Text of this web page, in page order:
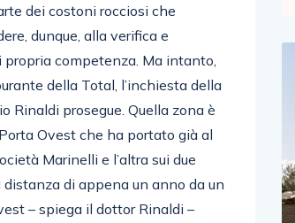
dei costoni rocciosi che
dunque, alla verifica e
propria competenza. Ma intanto,
della Total, l’inchiesta della
Rinaldi prosegue. Quella zona è
Ovest che ha portato già al
Marinelli e l’altra sui due
di appena un anno da un
– spiega il dottor Rinaldi –